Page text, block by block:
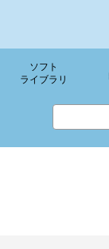
ソフト
ライブラリ